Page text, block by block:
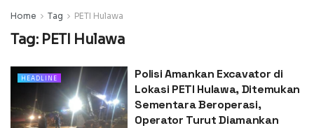
Home Tag PETI Hulawa
Tag: PETI Hulawa
HEADLINE
Polisi Amankan Excavator di
Lokasi PETI Hulawa, Ditemukan
Sementara Beroperasi,
Operator Turut Diamankan